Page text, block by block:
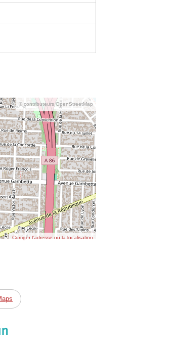
© contributeurs OpenStreetMap
Corriger l’adresse ou la localisation